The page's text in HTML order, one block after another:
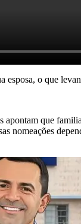
o que
que
nomeações